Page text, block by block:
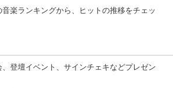
音楽ランキングから、ヒットの推移をチェッ
、登壇イベント、サインチェキなどプレゼン